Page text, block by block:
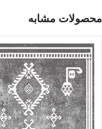
محصولات مشابه